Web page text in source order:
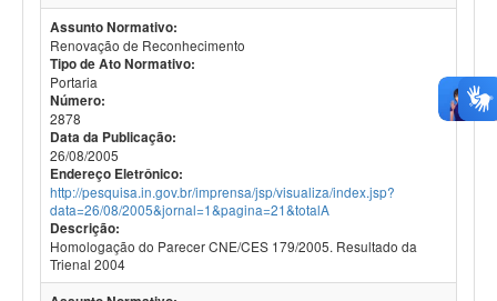
Assunto Normativo:
Renovação de Reconhecimento
Tipo de Ato Normativo:
Portaria
Número:
2878
Data da Publicação:
26/08/2005
Endereço Eletrônico:
http://pesquisa.in.gov.br/imprensa/jsp/visualiza/index.jsp?
data=26/08/2005&jornal=1&pagina=21&totalA
Descrição:
Homologação do Parecer CNE/CES 179/2005. Resultado da
Trienal 2004